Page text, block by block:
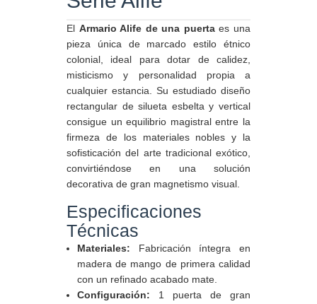
El Armario Alife de una puertaes una
pieza única de marcado estilo étnico
colonial, ideal para dotar de calidez,
misticismo y personalidad propia a
cualquier estancia. Su estudiado diseño
rectangular de silueta esbelta y vertical
consigue un equilibrio magistral entre la
firmeza de los materiales nobles y la
sofisticación del arte tradicional exótico,
convirtiéndose en una solución
decorativa de gran magnetismo visual.
Especificaciones
Técnicas
Materiales: Fabricación íntegra en
madera de mango de primera calidad
con un refinado acabado mate.
Configuración: 1 puerta de gran